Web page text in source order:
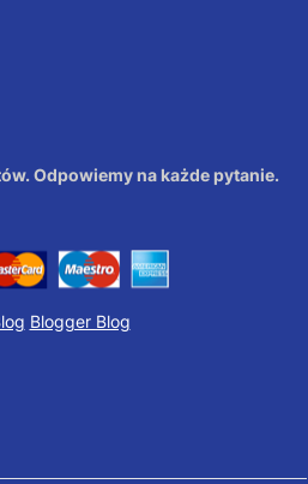
Odpowiemy na każde pytanie.
Blogger Blog